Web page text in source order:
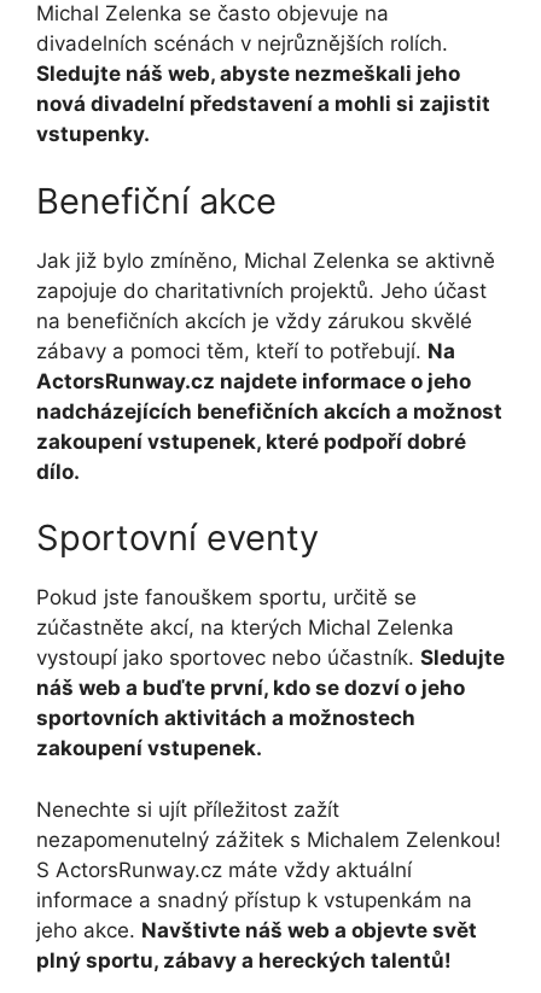
Michal Zelenka se často objevuje na
divadelních scénách v nejrůznějších rolích.
Sledujte náš web, abyste nezmeškali jeho
nová divadelní představení a mohli si zajistit
vstupenky.
Benefiční akce
Jak již bylo zmíněno, Michal Zelenka se aktivně
zapojuje do charitativních projektů. Jeho účast
na benefičních akcích je vždy zárukou skvělé
zábavy a pomoci těm, kteří to potřebují. Na
ActorsRunway.cz najdete informace o jeho
nadcházejících benefičních akcích a možnost
zakoupení vstupenek, které podpoří dobré
dílo.
Sportovní eventy
Pokud jste fanouškem sportu, určitě se
zúčastněte akcí, na kterých Michal Zelenka
vystoupí jako sportovec nebo účastník. Sledujte
náš web a buďte první, kdo se dozví o jeho
sportovních aktivitách a možnostech
zakoupení vstupenek.
Nenechte si ujít příležitost zažít
nezapomenutelný zážitek s Michalem Zelenkou!
S ActorsRunway.cz máte vždy aktuální
informace a snadný přístup k vstupenkám na
jeho akce. Navštivte náš web a objevte svět
plný sportu, zábavy a hereckých talentů!